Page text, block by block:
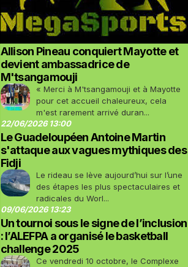
Allison Pineau conquiert Mayotte et
devient ambassadrice de
M'tsangamouji
« Merci à M'tsangamouji et à Mayotte
pour cet accueil chaleureux, cela
m'est rarement arrivé duran...
22/06/2026 13:00
Le Guadeloupéen Antoine Martin
s'attaque aux vagues mythiques des
Fidji
Le rideau se lève aujourd’hui sur l’une
des étapes les plus spectaculaires et
radicales du Worl...
09/06/2026 13:23
Un tournoi sous le signe de l’inclusion
: l’ALEFPA a organisé le basketball
challenge 2025
Ce vendredi 10 octobre, le Complexe